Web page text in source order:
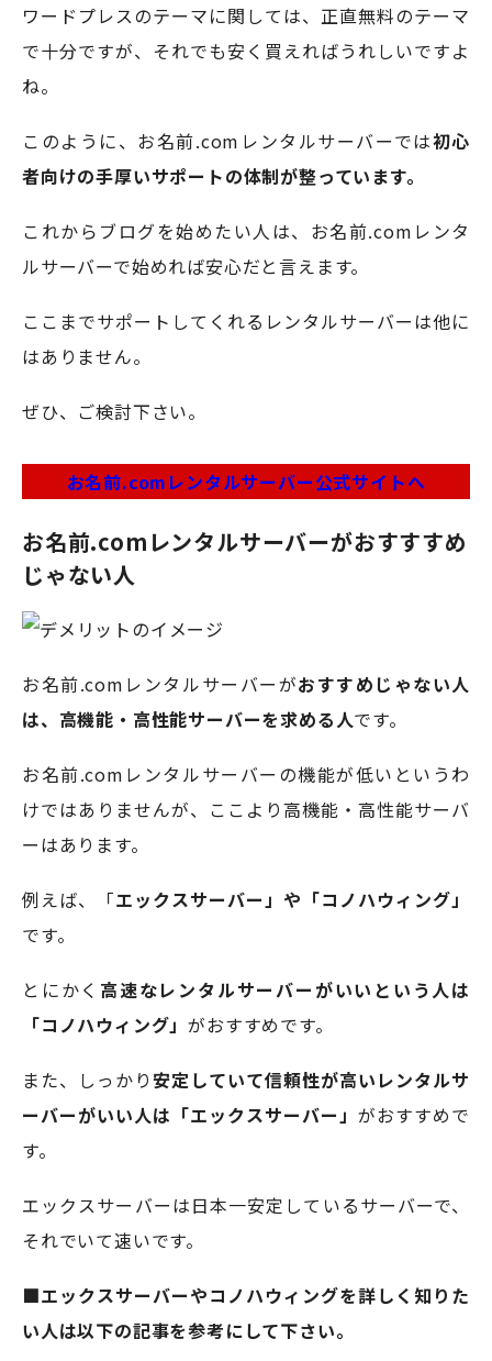
ワードプレスのテーマに関しては、正直無料のテーマ
で十分ですが、それでも安く買えればうれしいですよ
ね。
このように、お名前.comレンタルサーバーでは初心
者向けの手厚いサポートの体制が整っています。
これからブログを始めたい人は、お名前.comレンタ
ルサーバーで始めれば安心だと言えます。
ここまでサポートしてくれるレンタルサーバーは他に
はありません。
ぜひ、ご検討下さい。
お名前.comレンタルサーバー公式サイトへ
お名前.comレンタルサーバーがおすすすめ
じゃない人
お名前.comレンタルサーバーがおすすめじゃない人
は、高機能・高性能サーバーを求める人です。
お名前.comレンタルサーバーの機能が低いというわ
けではありませんが、ここより高機能・高性能サーバ
ーはあります。
例えば、「エックスサーバー」や「コノハウィング」
です。
とにかく 高速なレンタルサーバーがいいという人は
「コノハウィング」がおすすめです。
また、しっかり安定していて信頼性が高いレンタルサ
ーバーがいい人は「エックスサーバー」がおすすめで
す。
エックスサーバーは日本一安定しているサーバーで、
それでいて速いです。
■エックスサーバーやコノハウィングを詳しく知りた
い人は以下の記事を参考にして下さい。